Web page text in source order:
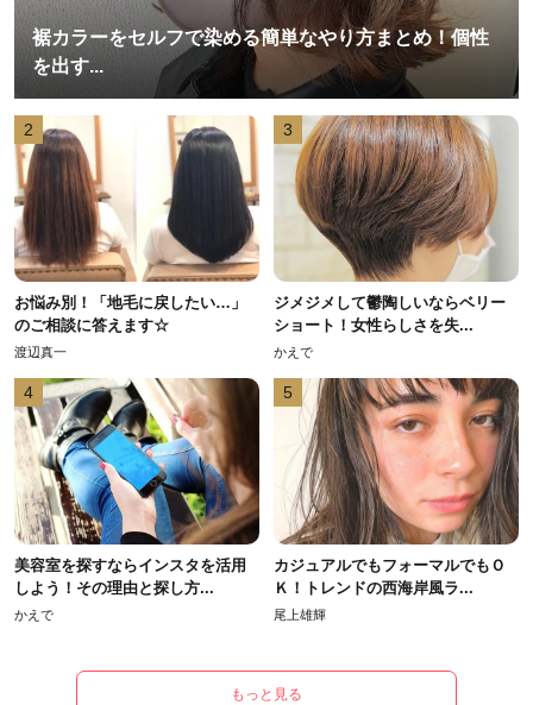
裾カラーをセルフで染める簡単なやり方まとめ！個性
を出す...
2
お悩み別！「地毛に戻したい…」
のご相談に答えます☆
渡辺真一
3
ジメジメして鬱陶しいならベリー
ショート！女性らしさを失...
かえで
4
美容室を探すならインスタを活用
しよう！その理由と探し方...
かえで
5
カジュアルでもフォーマルでもＯ
Ｋ！トレンドの西海岸風ラ...
尾上雄輝
もっと見る